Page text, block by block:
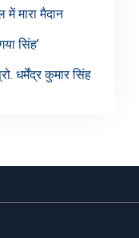
मारा मैदान
सिंह’
धर्मेंद्र कुमार सिंह